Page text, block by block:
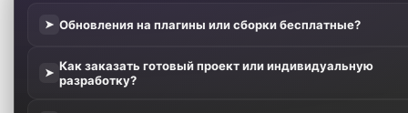
➤ Обновления на плагины или сборки бесплатные?
➤ Как заказать готовый проект или индивидуальную
разработку?